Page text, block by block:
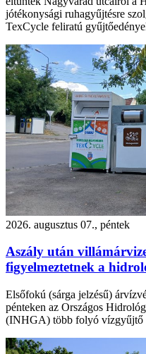
jótékonysági ruhagyűjtésre
TexCycle feliratú
2026. augusztus 07., péntek
Aszály után
figyelmeztetnek a
Elsőfokú (sárga jelzésű)
pénteken az Országos
(INHGA) több folyó vízgyűjtő